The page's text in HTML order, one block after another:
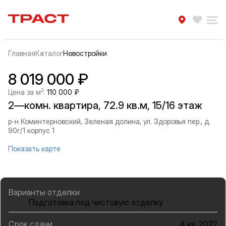
Траст | Служба недвижимости
ГлавнаяКаталогНовостройки
Информация об объекте
Галерея
8 019 000 ₽
Цена за м2: 110 000 ₽
2—комн. квартира, 72.9 кв.м, 15/16 этаж
р-н Коминтерновский, Зеленая долина, ул. Здоровья пер., д.
90г/1 корпус 1
Показать карте
Варианты отделки
Подготовка под чистовую отделку
Срок сдачи 4 кв. 2022